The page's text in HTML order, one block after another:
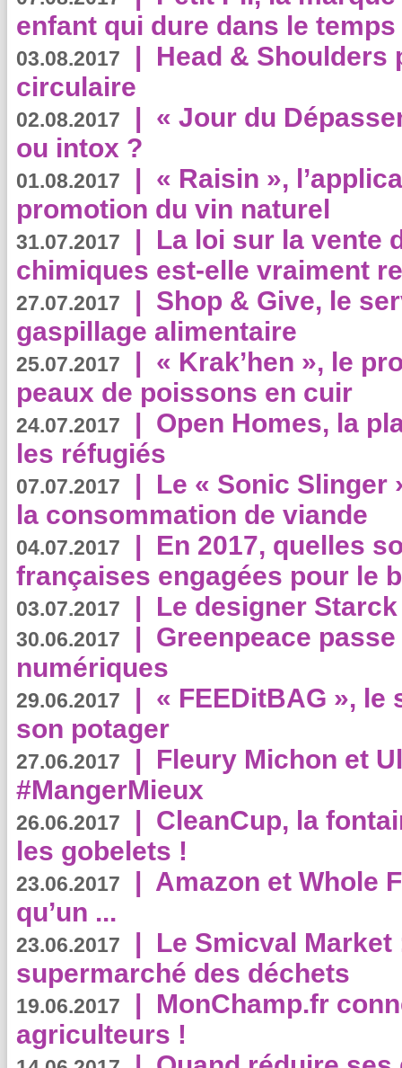
enfant qui dure dans le temps
03.08.2017 | Head & Shoulders
circulaire
02.08.2017 | « Jour du
ou intox ?
01.08.2017 | « Raisin »,
promotion du vin naturel
31.07.2017 | La loi sur la vente
chimiques est-elle vraiment
27.07.2017 | Shop & Give, le
gaspillage alimentaire
25.07.2017 | « Krak’hen », le
peaux de poissons en cuir
24.07.2017 | Open Homes, la
les réfugiés
07.07.2017 | Le « Sonic Slinger
la consommation de viande
04.07.2017 | En 2017, quelles
françaises engagées pour le
03.07.2017 | Le designer
30.06.2017 | Greenpeace
numériques
29.06.2017 | « FEEDitBAG », le
son potager
27.06.2017 | Fleury Michon et
#MangerMieux
26.06.2017 | CleanCup, la
les gobelets !
23.06.2017 | Amazon et Whole
qu’un ...
23.06.2017 | Le Smicval
supermarché des déchets
19.06.2017 | MonChamp.fr
agriculteurs !